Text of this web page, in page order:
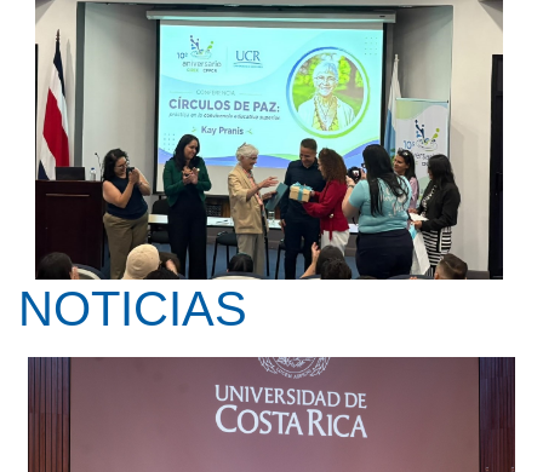
NOTICIAS
Kay Pranis ofreció la conferencia ...